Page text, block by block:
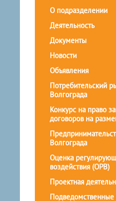
О подразделении
Деятельность
Документы
Новости
Объявления
Потребительский
Волгограда
Конкурс на право
договоров на
Волгограда
Оценка
воздействия (ОРВ)
Проектная
Подведомственные